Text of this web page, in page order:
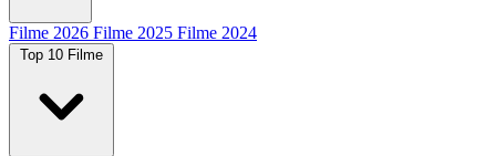
Filme 2026 Filme 2025 Filme 2024
Top 10 Filme